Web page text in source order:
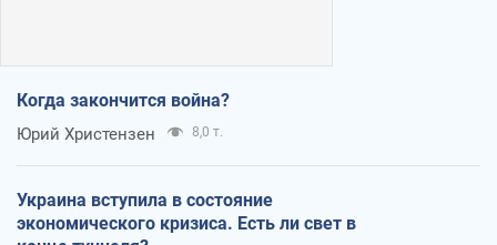
Когда закончится война?
Юрий Христензен 8,0 т.
Украина вступила в состояние
экономического кризиса. Есть ли свет в